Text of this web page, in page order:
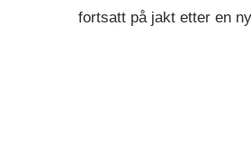
fortsatt på jakt etter en